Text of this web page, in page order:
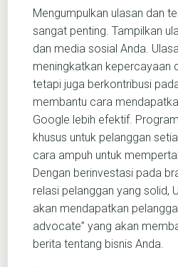
Mengumpulkan ulasan dan
sangat penting. Tampilkan
dan media sosial Anda.
meningkatkan kepercayaan
tetapi juga berkontribusi
membantu cara
Google lebih efektif.
khusus untuk pelanggan
cara ampuh untuk
Dengan berinvestasi pada
relasi pelanggan yang solid,
akan mendapatkan
advocate” yang akan
berita tentang bisnis Anda.